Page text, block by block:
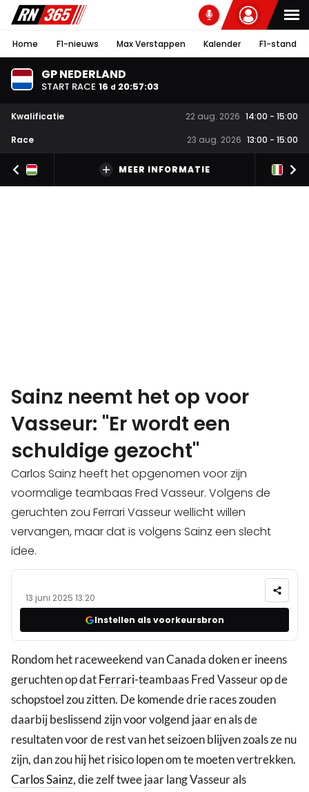
Home F1-nieuws Max Verstappen Kalender F1-stand
GP NEDERLAND
START RACE 16 d 20:57:02
Kwalificatie 22 aug. 2026 14:00 - 15:00
Race
23 aug. 2026 13:00 - 15:00
MEER INFORMATIE
Sainz neemt het op voor
Vasseur: "Er wordt een
schuldige gezocht"
Carlos Sainz heeft het opgenomen voor zijn
voormalige teambaas Fred Vasseur. Volgens de
geruchten zou Ferrari Vasseur wellicht willen
vervangen, maar dat is volgens Sainz een slecht
idee.
13 juni 2025 13:20
Instellen als voorkeursbron
Rondom het raceweekend van Canada doken er ineens
geruchten op datFerrari-teambaas Fred Vasseur op de
schopstoel zou zitten. De komende drie races zouden
daarbij beslissend zijn voor volgend jaar en als de
resultaten voor de rest van het seizoen blijven zoals ze nu
zijn, dan zou hij het risico lopen om te moeten vertrekken.
Carlos Sainz, die zelf twee jaar lang Vasseur als